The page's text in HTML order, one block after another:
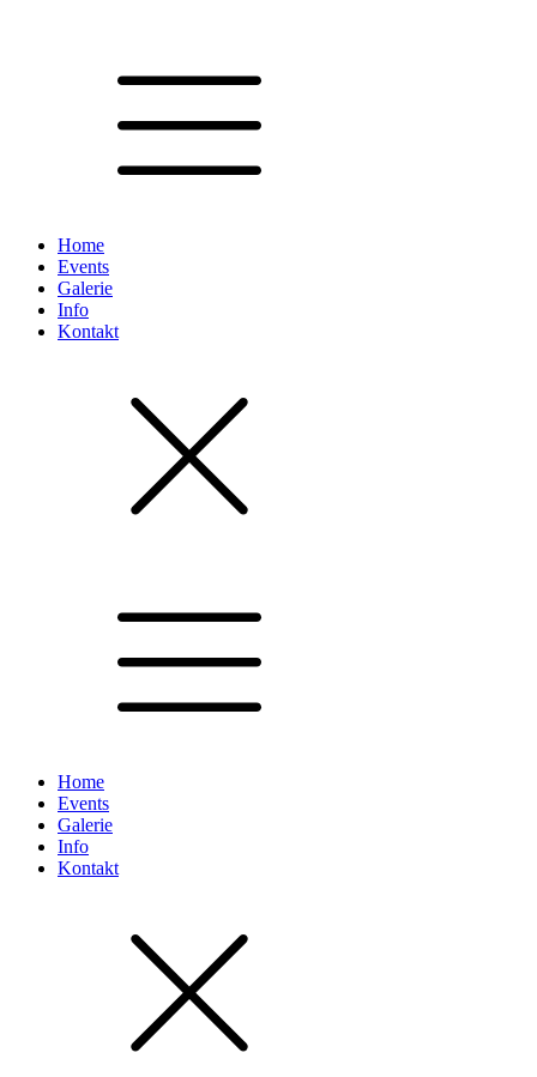
Home
Events
Galerie
Info
Kontakt
Home
Events
Galerie
Info
Kontakt